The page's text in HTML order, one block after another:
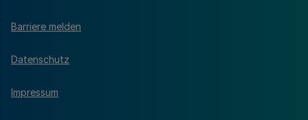
Barriere melden
Datenschutz
Impressum